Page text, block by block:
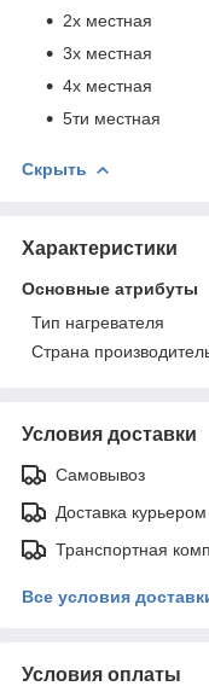
2х местная
3х местная
4х местная
5ти местная
Скрыть
Характеристики
Основные атрибуты
Тип нагревателя
Страна
Условия доставки
Самовывоз
Доставка курьером
Транспортная
Все условия
Условия оплаты